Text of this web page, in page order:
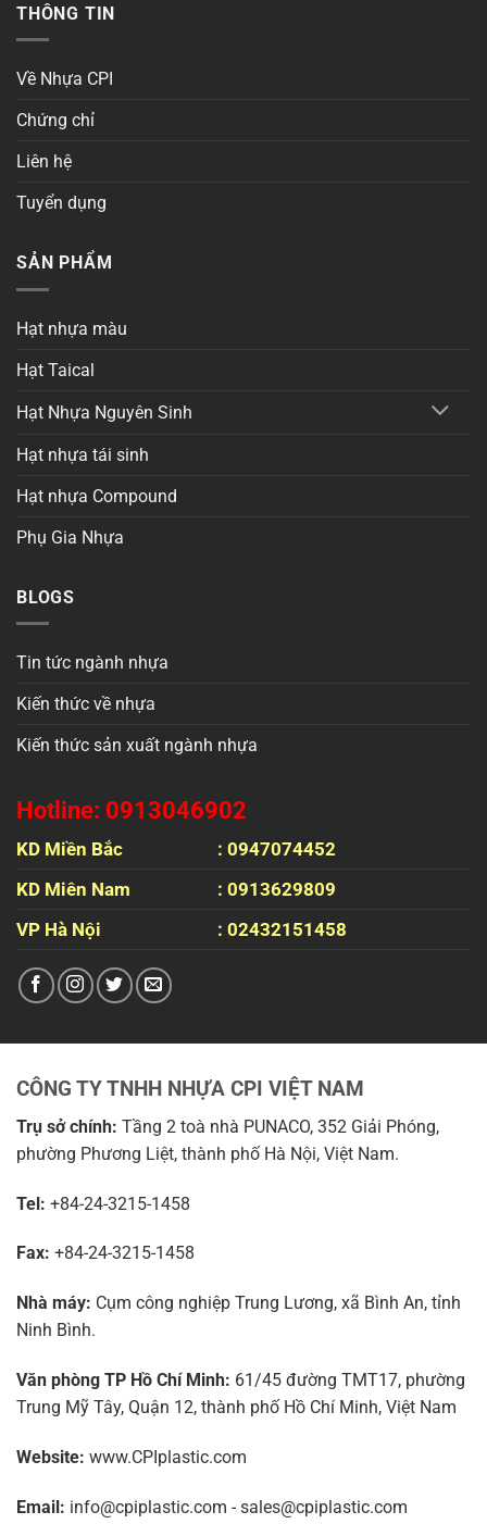
THÔNG TIN
Về Nhựa CPI
Chứng chỉ
Liên hệ
Tuyển dụng
SẢN PHẨM
Hạt nhựa màu
Hạt Taical
Hạt Nhựa Nguyên Sinh
Hạt nhựa tái sinh
Hạt nhựa Compound
Phụ Gia Nhựa
BLOGS
Tin tức ngành nhựa
Kiến thức về nhựa
Kiến thức sản xuất ngành nhựa
Hotline: 0913046902
KD Miền Bắc
: 0947074452
KD Miên Nam
: 0913629809
VP Hà Nội
: 02432151458
CÔNG TY TNHH NHỰA CPI VIỆT NAM
Trụ sở chính: Tầng 2 toà nhà PUNACO, 352 Giải Phóng,
phường Phương Liệt, thành phố Hà Nội, Việt Nam.
Tel: +84-24-3215-1458
Fax: +84-24-3215-1458
Nhà máy: Cụm công nghiệp Trung Lương, xã Bình An, tỉnh
Ninh Bình.
Văn phòng TP Hồ Chí Minh: 61/45 đường TMT17, phường
Trung Mỹ Tây, Quận 12, thành phố Hồ Chí Minh, Việt Nam
Website: www.CPIplastic.com
Email: info@cpiplastic.com - sales@cpiplastic.com